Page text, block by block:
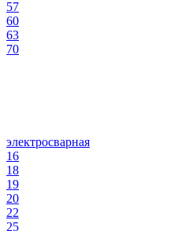
57
60
63
70
электросварная
16
18
19
20
22
25